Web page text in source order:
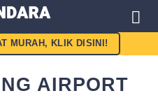
MURAH, KLIK DISINI!
AIRPORT